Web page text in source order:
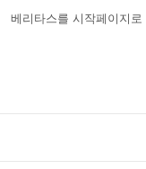
베리타스를 시작페이지로